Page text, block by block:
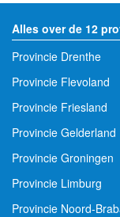
Alles over de 12
Provincie Drenthe
Provincie Flevoland
Provincie Friesland
Provincie Gelderland
Provincie Groningen
Provincie Limburg
Provincie Noord-